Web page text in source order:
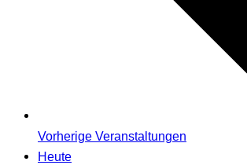
Vorherige Veranstaltungen
Heute